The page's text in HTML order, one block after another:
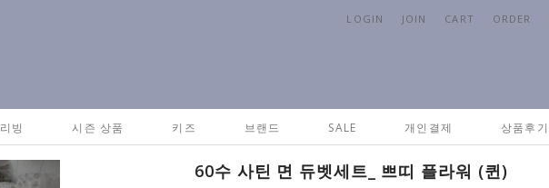
LOGIN JOIN CART ORDER
리빙 시즌 상품 키즈 브랜드 SALE 개인결제 상품후기
60수 사틴 면 듀벳세트_ 쁘띠 플라워 (퀸)